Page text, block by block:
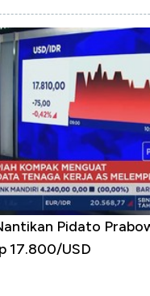
Pidato
17.800/USD